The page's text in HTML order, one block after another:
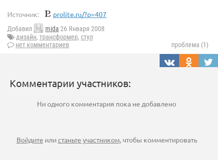
Источник: prolite.ru/?p=407
Добавил mida 26 Января 2008
дизайн, трансформер, стул
нет комментариев
проблема (1)
Комментарии участников:
Ни одного комментария пока не добавлено
Войдите илистаньте участником, чтобы комментировать